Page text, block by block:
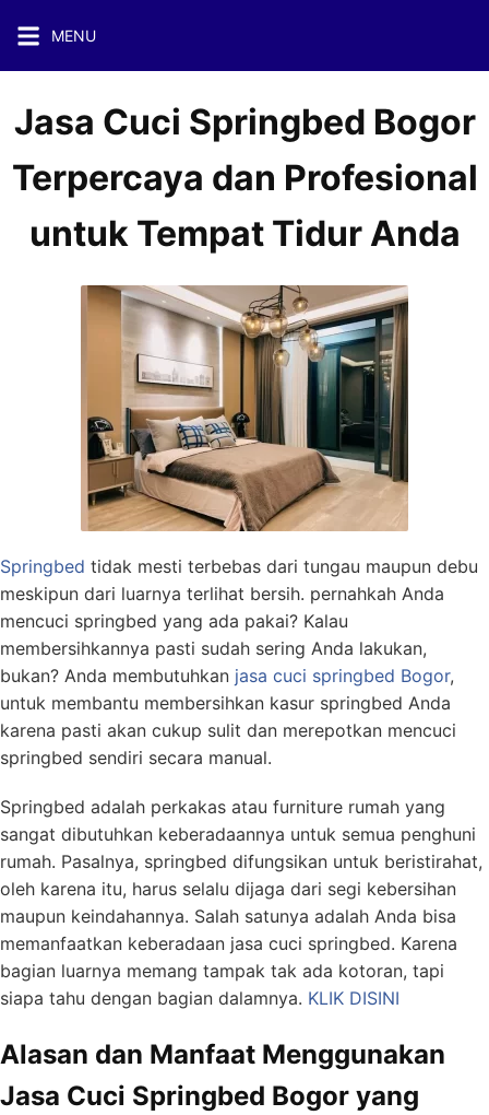
content
MENU
Jasa Cuci Springbed Bogor
Terpercaya dan Profesional
untuk Tempat Tidur Anda
Springbed tidak mesti terbebas dari tungau maupun debu
meskipun dari luarnya terlihat bersih. pernahkah Anda
mencuci springbed yang ada pakai? Kalau
membersihkannya pasti sudah sering Anda lakukan,
bukan? Anda membutuhkan jasa cuci springbed Bogor,
untuk membantu membersihkan kasur springbed Anda
karena pasti akan cukup sulit dan merepotkan mencuci
springbed sendiri secara manual.
Springbed adalah perkakas atau furniture rumah yang
sangat dibutuhkan keberadaannya untuk semua penghuni
rumah. Pasalnya, springbed difungsikan untuk beristirahat,
oleh karena itu, harus selalu dijaga dari segi kebersihan
maupun keindahannya. Salah satunya adalah Anda bisa
memanfaatkan keberadaan jasa cuci springbed. Karena
bagian luarnya memang tampak tak ada kotoran, tapi
siapa tahu dengan bagian dalamnya. KLIK DISINI
Alasan dan Manfaat Menggunakan
Jasa Cuci Springbed Bogor yang